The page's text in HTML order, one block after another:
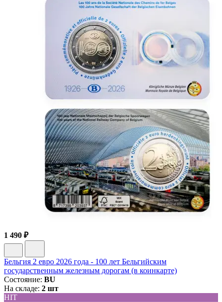
1 490 ₽
Бельгия 2 евро 2026 года - 100 лет Бельгийским
государственным железным дорогам (в коинкарте)
Состояние: BU
На складе: 2 шт
HIT